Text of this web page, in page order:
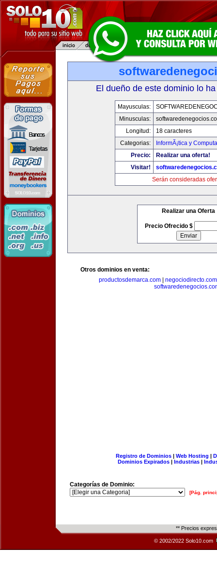
El dueño de este dominio lo
Mayusculas:
Minusculas:
Longitud:
18 caracteres
Categorias:
InformÃ¡tica y
Precio:
Realizar una oferta!
Visitar!
Serán consideradas
Realizar una Oferta
Precio Ofrecido $
Otros dominios en venta:
productosdemarca.com| negociodirecto.com
Registro de Dominios| Web Hosting |
Dominios Expirados | Industrias |
Categorías de Dominio:
[Pág.
** Precios
© 2002/2022 Solo10.com